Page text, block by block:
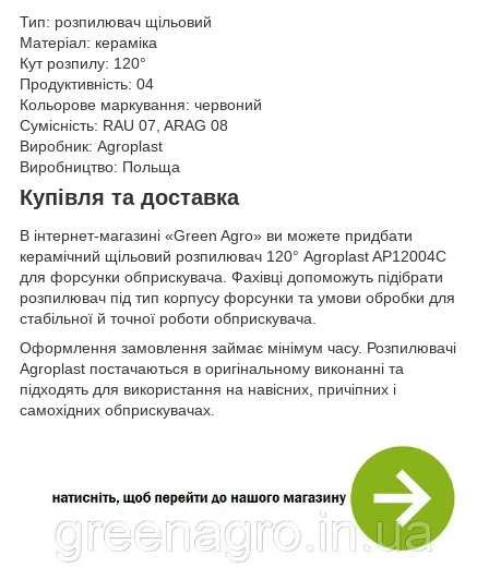
Тип: розпилювач щільовий
Матеріал: кераміка
Кут розпилу: 120°
Продуктивність: 04
Кольорове маркування: червоний
Сумісність: RAU 07, ARAG 08
Виробник: Agroplast
Виробництво: Польща
Купівля та доставка
В інтернет-магазині «Green Agro» ви можете придбати
керамічний щільовий розпилювач 120° Agroplast AP12004C
для форсунки обприскувача. Фахівці допоможуть підібрати
розпилювач під тип корпусу форсунки та умови обробки для
стабільної й точної роботи обприскувача.
Оформлення замовлення займає мінімум часу. Розпилювачі
Agroplast постачаються в оригінальному виконанні та
підходять для використання на навісних, причіпних і
самохідних обприскувачах.